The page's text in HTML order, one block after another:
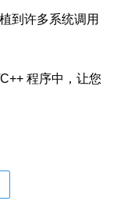
到许多系统调用
程序中，让您